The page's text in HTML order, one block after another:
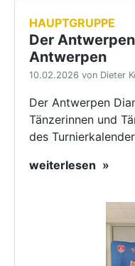
HAUPTGRUPPE
Der
Antwerpen
10.02.2026 von Dieter
Der Antwerpen
Tänzerinnen und
des
weiterlesen